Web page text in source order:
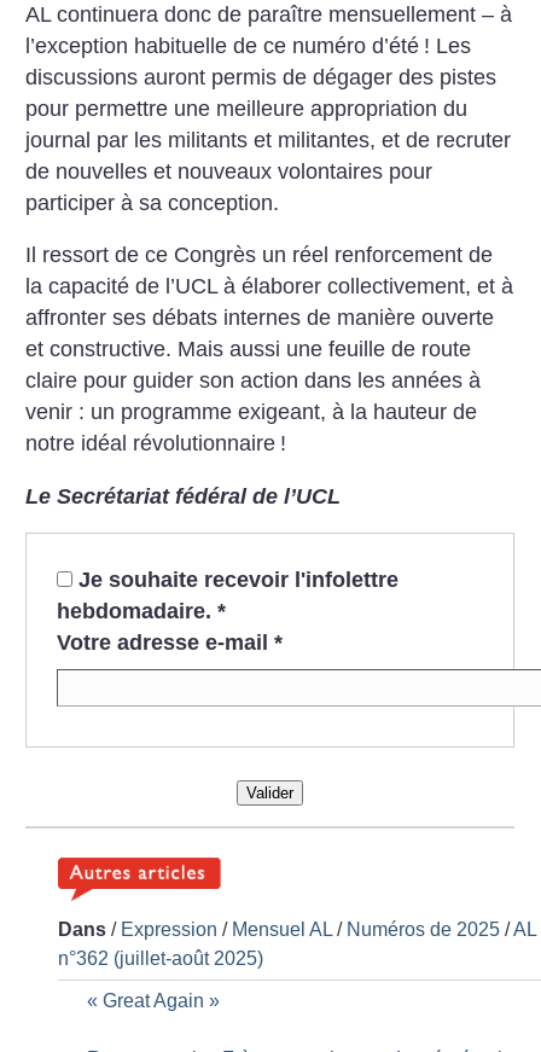
AL continuera donc de paraître mensuellement – à
l’exception habituelle de ce numéro d’été ! Les
discussions auront permis de dégager des pistes
pour permettre une meilleure appropriation du
journal par les militants et militantes, et de recruter
de nouvelles et nouveaux volontaires pour
participer à sa conception.
Il ressort de ce Congrès un réel renforcement de
la capacité de l’UCL à élaborer collectivement, et à
affronter ses débats internes de manière ouverte
et constructive. Mais aussi une feuille de route
claire pour guider son action dans les années à
venir : un programme exigeant, à la hauteur de
notre idéal révolutionnaire !
Le Secrétariat fédéral de l’UCL
Je souhaite recevoir l'infolettre
hebdomadaire. *
Votre adresse e-mail *
Valider
Dans / Expression / Mensuel AL/ Numéros de 2025 /AL
n°362 (juillet-août 2025)
« Great Again »